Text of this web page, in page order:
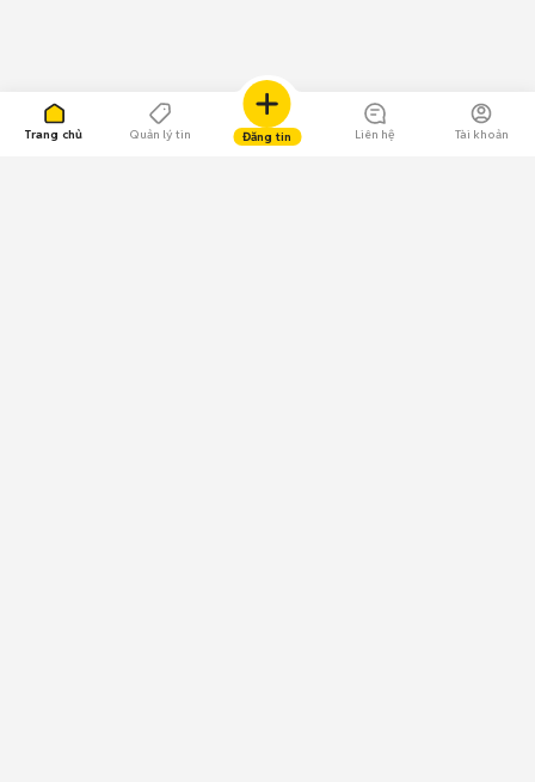
Trang chủ Quản lý tin Đăng tin Liên hệ Tài khoản